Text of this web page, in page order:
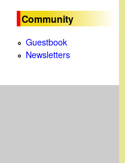
Community
Guestbook
Newsletters